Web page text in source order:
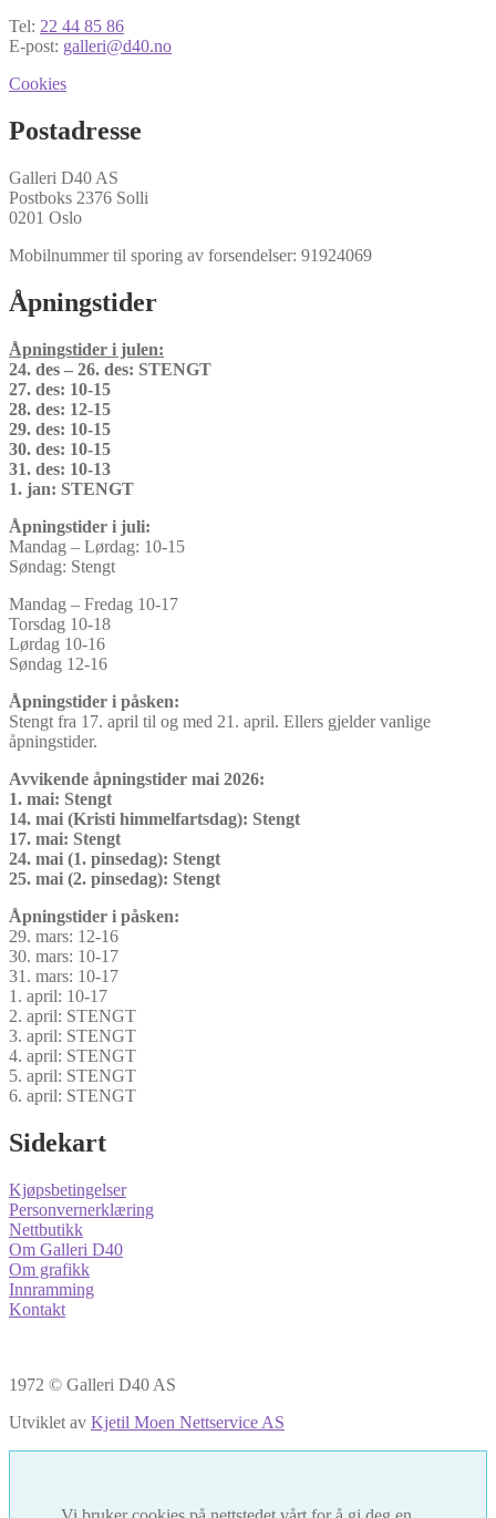
Tel: 22 44 85 86
E-post: galleri@d40.no
Cookies
Postadresse
Galleri D40 AS
Postboks 2376 Solli
0201 Oslo
Mobilnummer til sporing av forsendelser: 91924069
Åpningstider
Åpningstider i julen:
24. des – 26. des: STENGT
27. des: 10-15
28. des: 12-15
29. des: 10-15
30. des: 10-15
31. des: 10-13
1. jan: STENGT
Åpningstider i juli:
Mandag – Lørdag: 10-15
Søndag: Stengt
Mandag – Fredag 10-17
Torsdag 10-18
Lørdag 10-16
Søndag 12-16
Åpningstider i påsken:
Stengt fra 17. april til og med 21. april. Ellers gjelder vanlige
åpningstider.
Avvikende åpningstider mai 2026:
1. mai: Stengt
14. mai (Kristi himmelfartsdag): Stengt
17. mai: Stengt
24. mai (1. pinsedag): Stengt
25. mai (2. pinsedag): Stengt
Åpningstider i påsken:
29. mars: 12-16
30. mars: 10-17
31. mars: 10-17
1. april: 10-17
2. april: STENGT
3. april: STENGT
4. april: STENGT
5. april: STENGT
6. april: STENGT
Sidekart
Kjøpsbetingelser
Personvernerklæring
Nettbutikk
Om Galleri D40
Om grafikk
Innramming
Kontakt
1972 © Galleri D40 AS
Utviklet av Kjetil Moen Nettservice AS